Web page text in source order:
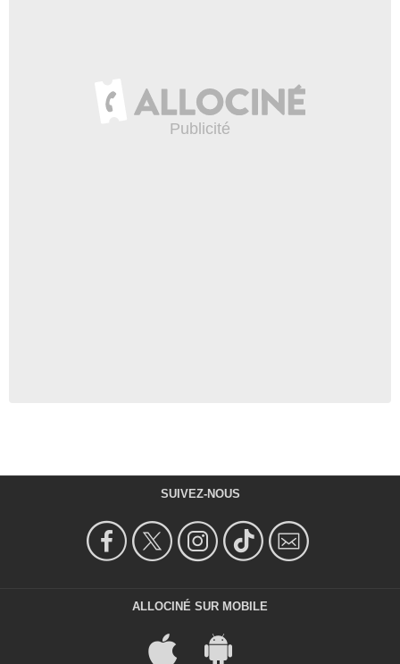
SUIVEZ-NOUS
ALLOCINÉ SUR MOBILE